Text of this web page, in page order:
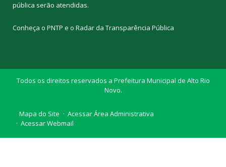
pública serão atendidas.
Conheça o PNTP e o Radar da Transparência Pública
Todos os direitos reservados a Prefeitura Municipal de Alto Rio
Novo.
Mapa do Site
Acessar Área Administrativa
Acessar Webmail